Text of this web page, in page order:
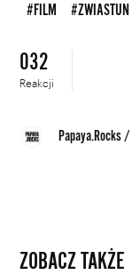
#FILM #ZWIASTUN
032
Reakcji
Papaya.Rocks/
ZOBACZ TAKŻE